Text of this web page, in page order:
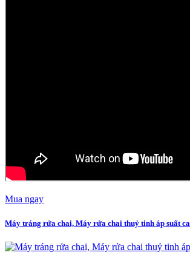
Mua ngay
Máy tráng rửa chai, Máy rửa chai thuỷ tinh áp suất